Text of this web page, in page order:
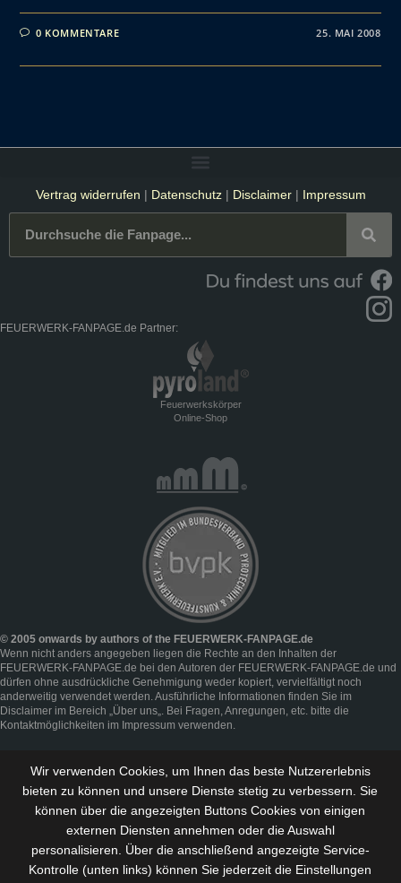
0 KOMMENTARE 25. MAI 2008
Vertrag widerrufen | Datenschutz| Disclaimer| Impressum
FEUERWERK-FANPAGE.de Partner:
Feuerwerkskörper
Online-Shop
© 2005 onwards by authors of the FEUERWERK-FANPAGE.de
Wenn nicht anders angegeben liegen die Rechte an den Inhalten der
FEUERWERK-FANPAGE.de bei den Autoren der FEUERWERK-FANPAGE.de und
dürfen ohne ausdrückliche Genehmigung weder kopiert, vervielfältigt noch
anderweitig verwendet werden. Ausführliche Informationen finden Sie im
Disclaimer im Bereich „Über uns„. Bei Fragen, Anregungen, etc. bitte die
Kontaktmöglichkeiten im Impressum verwenden.
Wir verwenden Cookies, um Ihnen das beste Nutzererlebnis
bieten zu können und unsere Dienste stetig zu verbessern . Sie
können über die angezeigten Buttons Cookies von einigen
externen Diensten annehmen oder die Auswahl
personalisieren. Über die anschließend angezeigte Service-
Kontrolle (unten links) können Sie jederzeit die Einstellungen